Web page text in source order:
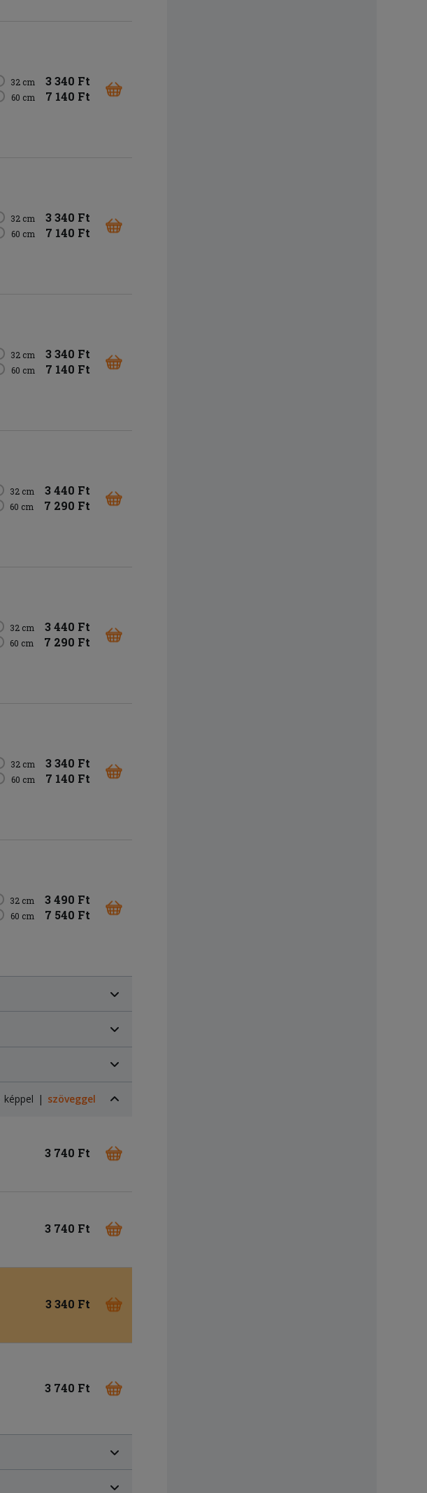
32 cm 3 340 Ft
60 cm 7 140 Ft
32 cm 3 340 Ft
60 cm 7 140 Ft
32 cm 3 340 Ft
60 cm 7 140 Ft
32 cm 3 440 Ft
60 cm 7 290 Ft
32 cm 3 440 Ft
60 cm 7 290 Ft
32 cm 3 340 Ft
60 cm 7 140 Ft
32 cm 3 490 Ft
60 cm 7 540 Ft
képpel szöveggel
3 740 Ft
3 740 Ft
3 340 Ft
3 740 Ft